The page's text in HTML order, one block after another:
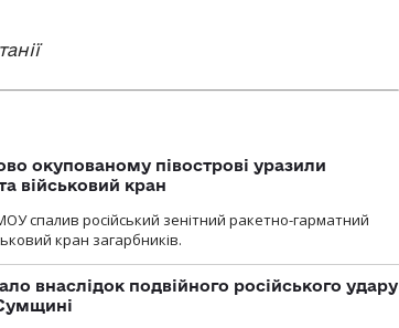
окупованому півострові уразили
військовий кран
спалив російський зенітний ракетно-гарматний
кран загарбників.
внаслідок подвійного російського удару